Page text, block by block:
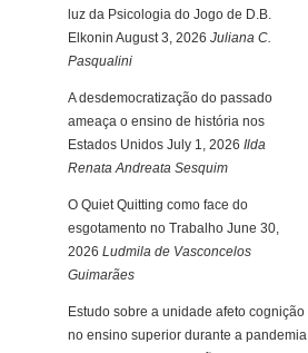
luz da Psicologia do Jogo de D.B.
Elkonin August 3, 2026 Juliana C.
Pasqualini
A desdemocratização do passado
ameaça o ensino de história nos
Estados Unidos July 1, 2026 Ilda
Renata Andreata Sesquim
O Quiet Quitting como face do
esgotamento no Trabalho June 30,
2026 Ludmila de Vasconcelos
Guimarães
Estudo sobre a unidade afeto cognição
no ensino superior durante a pandemia